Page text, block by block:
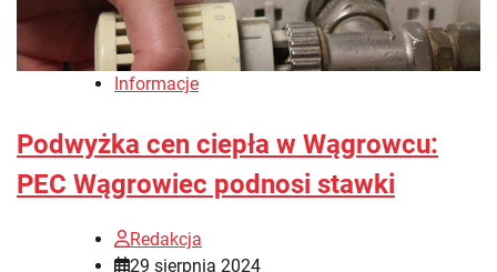
Informacje
Podwyżka cen ciepła w Wągrowcu:
PEC Wągrowiec podnosi stawki
Redakcja
29 sierpnia 2024